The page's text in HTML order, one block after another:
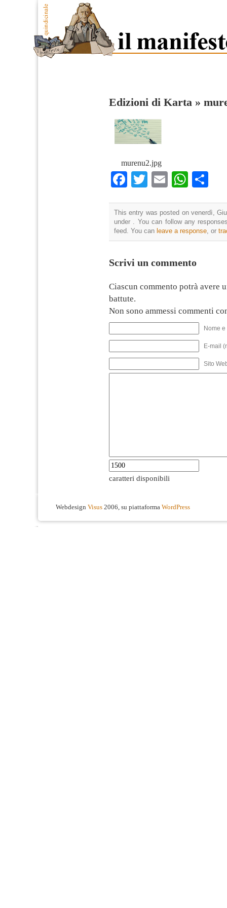
Edizioni di Karta »
murenu2.jpg
Facebook
TwitterEmail
This entry was posted on venerdì,
under . You can follow any
feed. You can leave a response, or
Scrivi un commento
Ciascun commento potrà avere
battute.
Non sono ammessi commenti
Nome
E-mail
Sito
caratteri disponibili
Webdesign Visus 2006, su piattaforma WordPress